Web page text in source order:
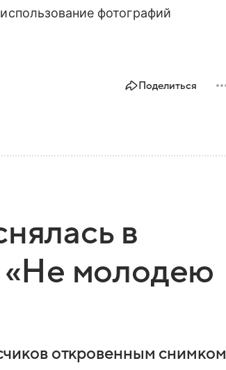
фотографий
Поделиться
в
молодею
откровенным снимком